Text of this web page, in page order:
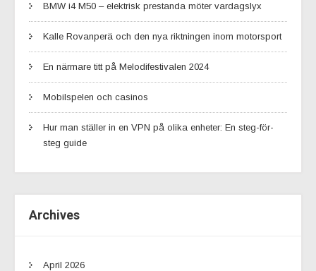
BMW i4 M50 – elektrisk prestanda möter vardagslyx
Kalle Rovanperä och den nya riktningen inom motorsport
En närmare titt på Melodifestivalen 2024
Mobilspelen och casinos
Hur man ställer in en VPN på olika enheter: En steg-för-
steg guide
Archives
April 2026